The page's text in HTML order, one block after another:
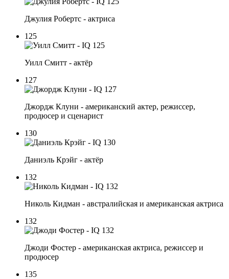
Джулия Робертс - актриса
125
Уилл Смитт - актёр
127
Джордж Клуни - американский актер, режиссер,
продюсер и сценарист
130
Даниэль Крэйг - актёр
132
Николь Кидман - австралийская и американская актриса
132
Джоди Фостер - американская актриса, режиссер и
продюсер
135